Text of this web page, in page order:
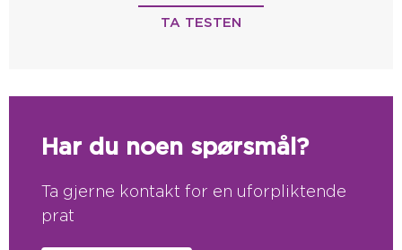
TA TESTEN
Har du noen spørsmål?
Ta gjerne kontakt for en uforpliktende
prat